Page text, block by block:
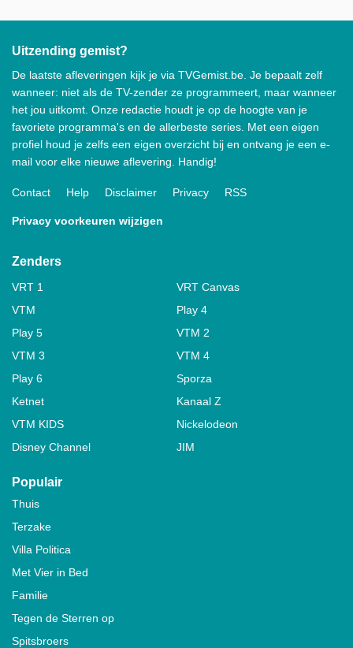
Uitzending gemist?
De laatste afleveringen kijk je via TVGemist.be. Je bepaalt zelf
wanneer: niet als de TV-zender ze programmeert, maar wanneer
het jou uitkomt. Onze redactie houdt je op de hoogte van je
favoriete programma's en de allerbeste series. Met een eigen
profiel houd je zelfs een eigen overzicht bij en ontvang je een e-
mail voor elke nieuwe aflevering. Handig!
Contact Help Disclaimer Privacy RSS
Privacy voorkeuren wijzigen
Zenders
VRT 1
VRT Canvas
VTM
Play 4
Play 5
VTM 2
VTM 3
VTM 4
Play 6
Sporza
Ketnet
Kanaal Z
VTM KIDS
Nickelodeon
Disney Channel
JIM
Populair
Thuis
Terzake
Villa Politica
Met Vier in Bed
Familie
Tegen de Sterren op
Spitsbroers